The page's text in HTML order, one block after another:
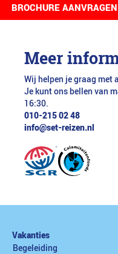
BROCHURE
Meer
Wij helpen je graag met
Je kunt ons bellen van
16:30.
010-215 02 48
info@set-reizen.nl
Vakanties
Begeleiding